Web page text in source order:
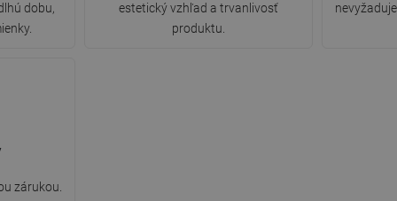
dobu,
estetický vzhľad a trvanlivosť
produktu.
zárukou.